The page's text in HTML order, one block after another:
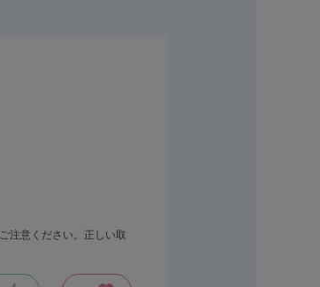
注意ください。正しい取